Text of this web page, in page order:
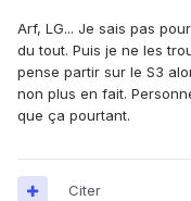
Arf, LG... Je sais pas
du tout. Puis je ne les
pense partir sur le S3
non plus en fait.
que ça pourtant.
Citer